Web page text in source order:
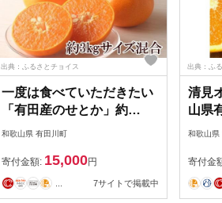
出典：ふるさとチョイス
一度は食べていただきたい
「有田産のせとか」約
3kg（サイズ混合）★2027
和歌山県 有田川町
寄付金額: 15,000円
7サイトで掲載中
出典：ふ
清見
山県
サイ
和歌山県
寄付金